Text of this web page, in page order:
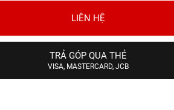
LIÊN HỆ
TRẢ GÓP QUA THẺ
VISA, MASTERCARD, JCB